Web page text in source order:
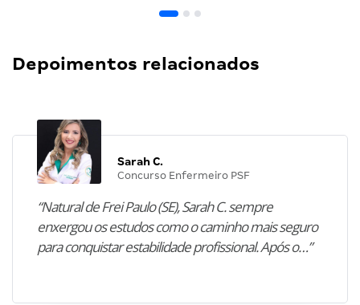
Depoimentos relacionados
Sarah C.
Concurso Enfermeiro PSF
“Natural de Frei Paulo (SE), Sarah C. sempre
enxergou os estudos como o caminho mais seguro
para conquistar estabilidade profissional. Após o…”